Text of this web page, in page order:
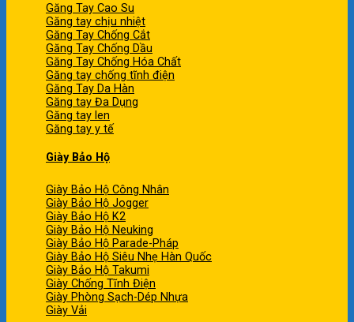
Găng Tay Cao Su
Găng tay chịu nhiệt
Găng Tay Chống Cắt
Găng Tay Chống Dầu
Găng Tay Chống Hóa Chất
Găng tay chống tĩnh điện
Găng Tay Da Hàn
Găng tay Đa Dụng
Găng tay len
Găng tay y tế
Giày Bảo Hộ
Giày Bảo Hộ Công Nhân
Giày Bảo Hộ Jogger
Giày Bảo Hộ K2
Giày Bảo Hộ Neuking
Giày Bảo Hộ Parade-Pháp
Giày Bảo Hộ Siêu Nhẹ Hàn Quốc
Giày Bảo Hộ Takumi
Giày Chống Tĩnh Điện
Giày Phòng Sạch-Dép Nhựa
Giày Vải